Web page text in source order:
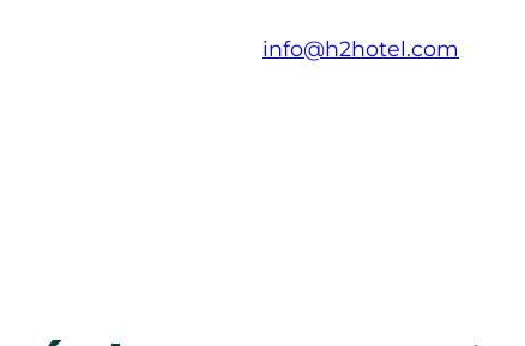
info@h2hotel.com